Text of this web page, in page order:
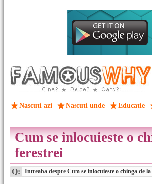
Nascuti azi Nascuti unde Educatie
Cum se inlocuieste o
ferestrei
Q: Intreaba despre Cum se inlocuieste o chinga de